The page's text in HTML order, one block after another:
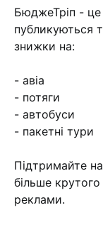
БюджеТріп - це
публикуються
знижки на:
- авіа
- потяги
- автобуси
- пакетні тури
Підтримайте
більше
реклами.